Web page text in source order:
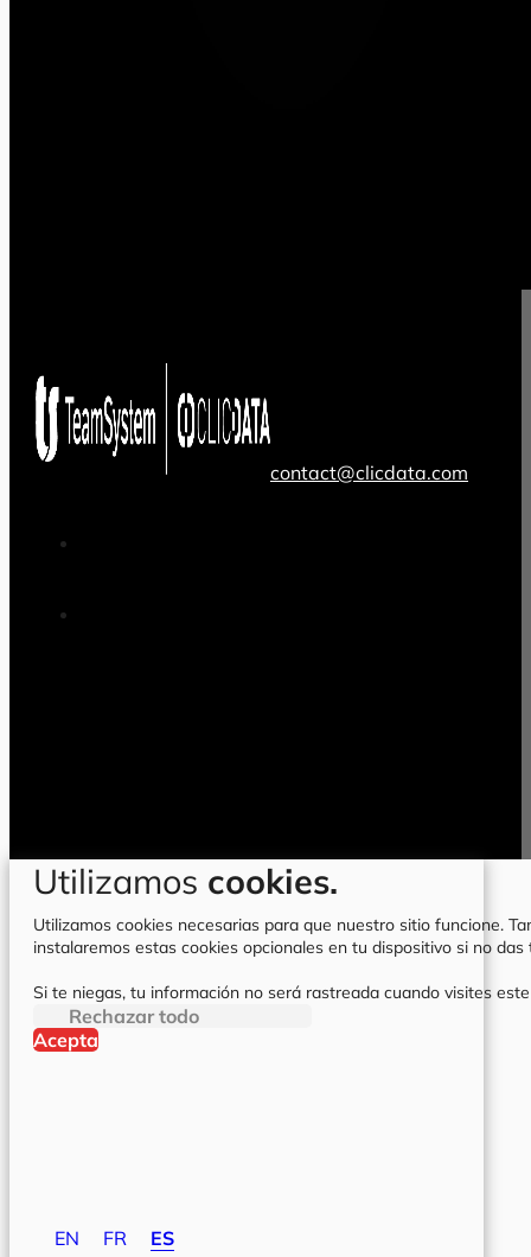
contact@clicdata.com
EN FR ES
Utilizamos cookies.
Utilizamos cookies necesarias para que nuestro sitio funcione.
instalaremos estas cookies opcionales en tu dispositivo si no
Si te niegas, tu información no será rastreada cuando visites
Rechazar todo
Acepta